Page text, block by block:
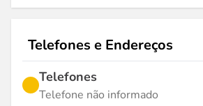
Telefones e Endereços
Telefones
Telefone não informado